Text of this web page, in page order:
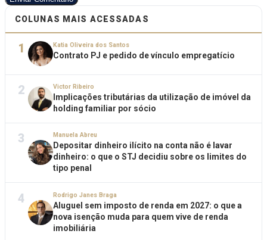
COLUNAS MAIS ACESSADAS
1 Katia Oliveira dos Santos
Contrato PJ e pedido de vínculo empregatício
2 Victor Ribeiro
Implicações tributárias da utilização de imóvel da
holding familiar por sócio
3 Manuela Abreu
Depositar dinheiro ilícito na conta não é lavar
dinheiro: o que o STJ decidiu sobre os limites do
tipo penal
4 Rodrigo Janes Braga
Aluguel sem imposto de renda em 2027: o que a
nova isenção muda para quem vive de renda
imobiliária